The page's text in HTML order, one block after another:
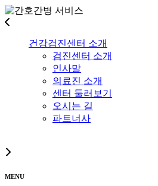
건강검진센터 소개
검진센터 소개
인사말
의료진 소개
센터 둘러보기
오시는 길
파트너사
MENU